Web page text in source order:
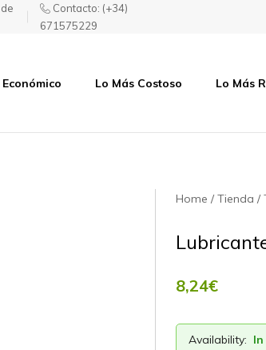
Contacto: (+34)
671575229
Lo Más Costoso Lo Más
Home Tienda
8,24€
Availability: